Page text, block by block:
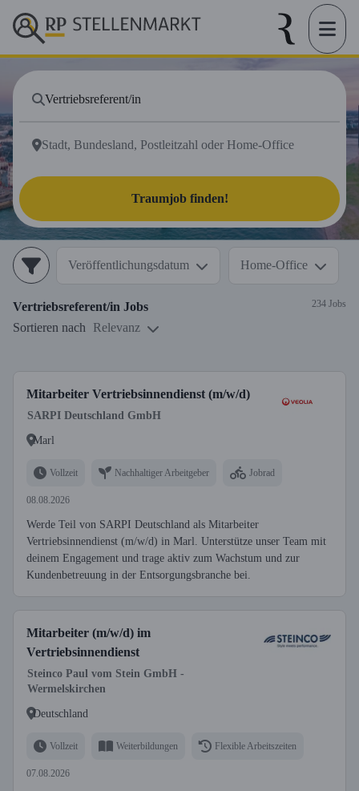
Traumjob finden!
Veröffentlichungsdatum Home-Office
Vertriebsreferent/in Jobs 234 Jobs
Sortieren nach Relevanz
Mitarbeiter Vertriebsinnendienst (m/w/d)
SARPI Deutschland GmbH
Marl
Vollzeit Nachhaltiger Arbeitgeber Jobrad
08.08.2026
Werde Teil von SARPI Deutschland als Mitarbeiter
Vertriebsinnendienst (m/w/d) in Marl. Unterstütze unser Team mit
deinem Engagement und trage aktiv zum Wachstum und zur
Kundenbetreuung in der Entsorgungsbranche bei.
Mitarbeiter (m/w/d) im
Vertriebsinnendienst
Steinco Paul vom Stein GmbH -
Wermelskirchen
Deutschland
Vollzeit Weiterbildungen Flexible Arbeitszeiten
07.08.2026